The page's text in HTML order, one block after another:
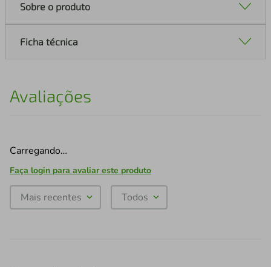
Sobre o produto
Ficha técnica
Avaliações
Carregando…
Faça login para avaliar este produto
Mais recentes Todos